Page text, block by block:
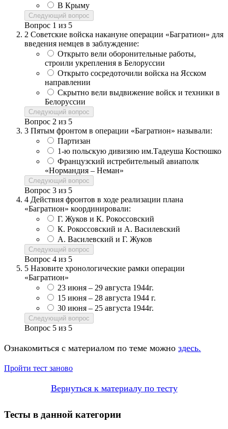
В Крыму
Следующий вопрос
Вопрос 1 из 5
2 Советские войска накануне операции «Багратион» для
введения немцев в заблуждение:
Открыто вели оборонительные работы,
строили укрепления в Белоруссии
Открыто сосредоточили войска на Ясском
направлении
Скрытно вели выдвижение войск и техники в
Белоруссии
Следующий вопрос
Вопрос 2 из 5
3 Пятым фронтом в операции «Багратион» называли:
Партизан
1-ю польскую дивизию им.Тадеуша Костюшко
Французский истребительный авиаполк
«Нормандия – Неман»
Следующий вопрос
Вопрос 3 из 5
4 Действия фронтов в ходе реализации плана
«Багратион» координировали:
Г. Жуков и К. Рокоссовский
К. Рокоссовский и А. Василевский
А. Василевский и Г. Жуков
Следующий вопрос
Вопрос 4 из 5
5 Назовите хронологические рамки операции
«Багратион»
23 июня – 29 августа 1944г.
15 июня – 28 августа 1944 г.
30 июня – 25 августа 1944г.
Следующий вопрос
Вопрос 5 из 5
Ознакомиться с материалом по теме можно здесь.
Пройти тест заново
Вернуться к материалу по тесту
Тесты в данной категории